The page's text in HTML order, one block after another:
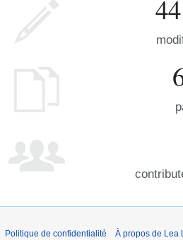
Politique de confidentialité À propos de Lea